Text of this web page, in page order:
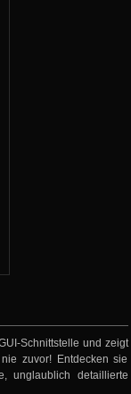
Schnittstelle und zeigt
zuvor! Entdecken sie
unglaublich detaillierte